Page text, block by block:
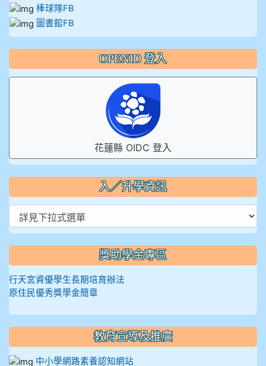
棒球隊FB
圖書館FB
OPENID 登入
花蓮縣 OIDC 登入
入／升學資訊
獎助學金專區
行天宮資優學生長期培育辦法
原住民優秀獎學金簡章
教育宣導及推廣
中小學網路素養認知網站